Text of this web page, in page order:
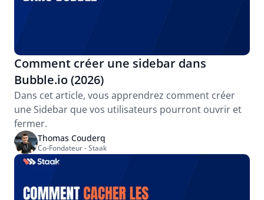
Comment créer une sidebar dans
Bubble.io (2026)
Dans cet article, vous apprendrez comment créer
une Sidebar que vos utilisateurs pourront ouvrir et
fermer.
Thomas Couderq
Co-Fondateur - Staak